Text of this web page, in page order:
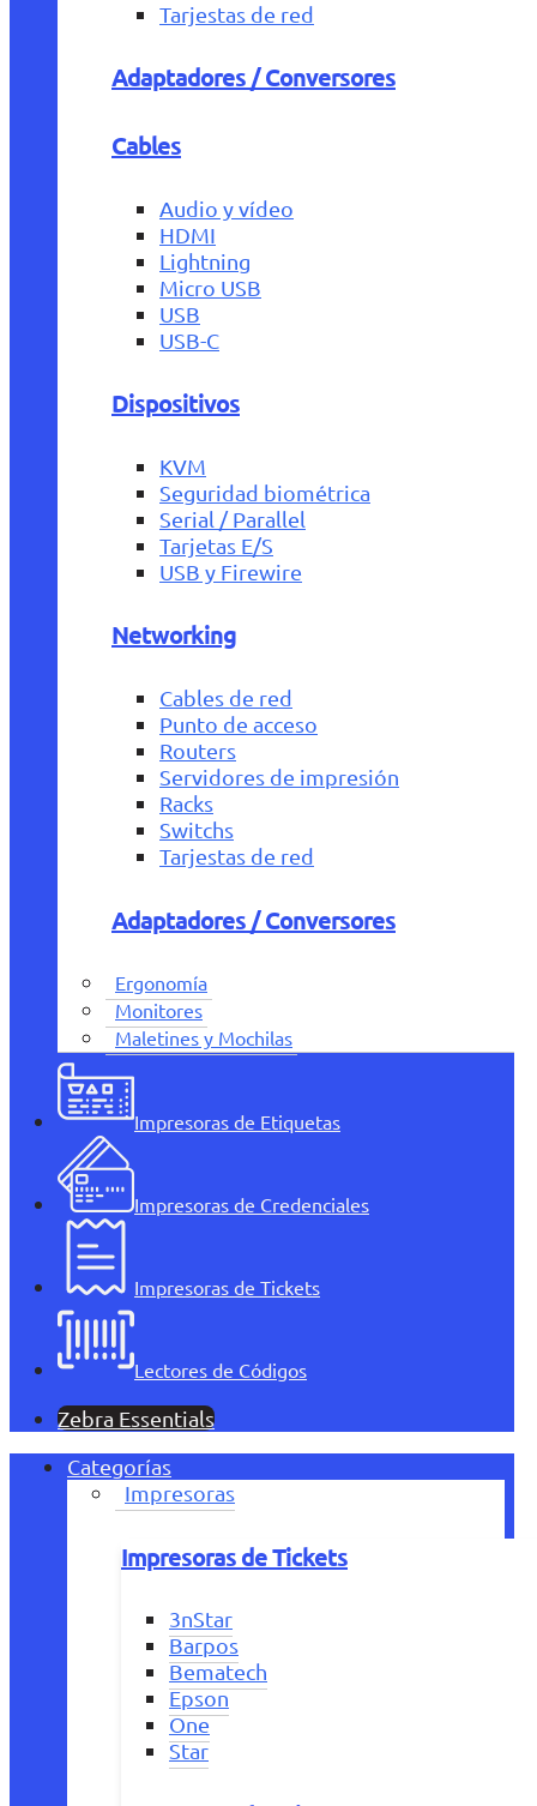
Tarjestas de red
Adaptadores / Conversores
Cables
Audio y vídeo
HDMI
Lightning
Micro USB
USB
USB-C
Dispositivos
KVM
Seguridad biométrica
Serial / Parallel
Tarjetas E/S
USB y Firewire
Networking
Cables de red
Punto de acceso
Routers
Servidores de impresión
Racks
Switchs
Tarjestas de red
Adaptadores / Conversores
Ergonomía
Monitores
Maletines y Mochilas
Impresoras de Etiquetas
Impresoras de Credenciales
Impresoras de Tickets
Lectores de Códigos
Zebra Essentials
Categorías
Impresoras
Impresoras de Tickets
3nStar
Barpos
Bematech
Epson
One
Star